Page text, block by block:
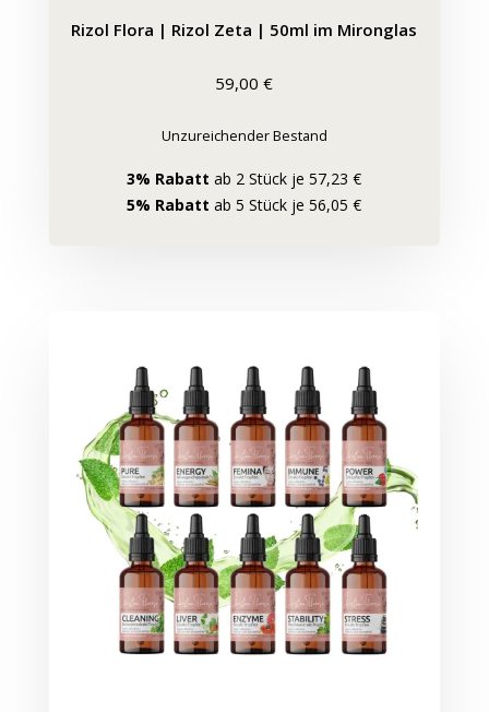
Rizol Flora | Rizol Zeta | 50ml im Mironglas
59,00€
Unzureichender Bestand
3% Rabatt ab 2 Stück je 57,23 €
5% Rabatt ab 5 Stück je 56,05 €